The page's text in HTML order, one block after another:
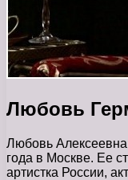
Любовь
Любовь
года в Москве. Ее
артистка России,